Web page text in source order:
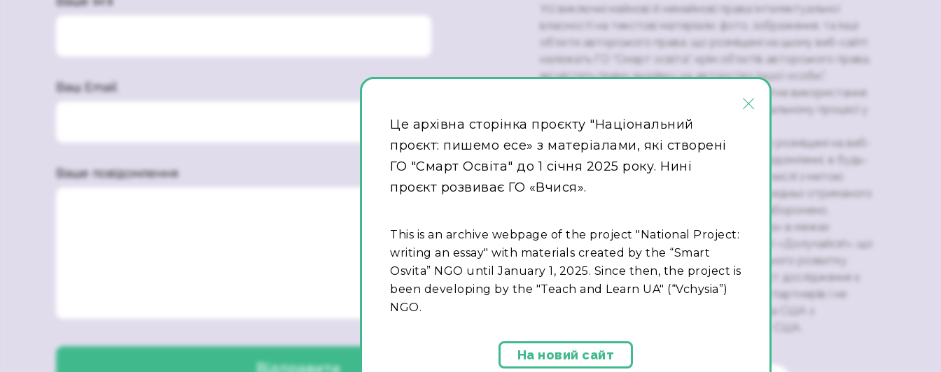
Ваш Email
Ваше повідомлення
Усі виключні майнові й немайнові права інтелектуальної
власності на текстові матеріали, фото, зображення, та інші
об’єкти авторського права, що розміщені на цьому веб-сайті
належать ГО “Смарт освіта”, крім об’єктів авторського права,
які містять пряму вказівку на авторство іншої особи;".
ГО "Смарт освіта" надає дозвіл на безоплатне використання
розміщених на веб-сайті матеріалів, в навчальному процесі у
закладах загальної середньої освіти.
Будь-яке інше використання матеріалів, що розміщені на веб-
сайті, окрім того, що зазначене у цьому повідомленні, в будь-
якій формі та будь-яким способом (в тому числі з метою
отримання матеріальної вигоди), без попередньо отриманого
письмового дозволу ГО «Смарт освіта», заборонено.
Цей проєкт реалізується ГО «Смарт Освіта» в межах
Програми сприяння громадській активності «Долучайся!», що
фінансується Агентством США з міжнародного розвитку
(USAID) та здійснюється Pact в Україні. Зміст дослідження є
винятковою відповідальністю Pact та його партнерів i не
обов’язково відображає погляди Агентства США з
×
Це архівна сторінка проєкту "Національний
проєкт: пишемо есе» з матеріалами, які створені
ГО "Смарт Освіта" до 1 січня 2025 року. Нині
проєкт розвиває ГО «Вчися».
This is an archive webpage of the project "National Project:
writing an essay" with materials created by the “Smart
Osvita” NGO until January 1, 2025. Since then, the project is
been developing by the "Teach and Learn UA" (“Vchysia”)
NGO.
На новий сайт